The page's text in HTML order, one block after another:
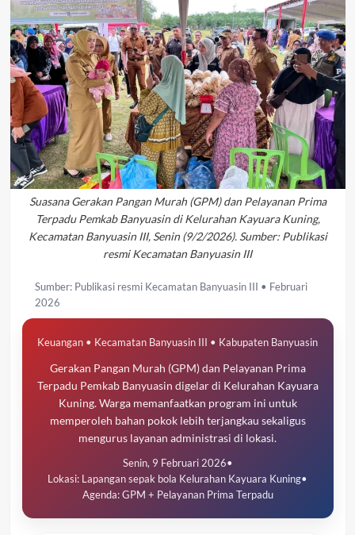
Suasana Gerakan Pangan Murah (GPM) dan Pelayanan Prima
Terpadu Pemkab Banyuasin di Kelurahan Kayuara Kuning,
Kecamatan Banyuasin III, Senin (9/2/2026). Sumber: Publikasi
resmi Kecamatan Banyuasin III
Sumber: Publikasi resmi Kecamatan Banyuasin III • Februari
2026
Keuangan • Kecamatan Banyuasin III • Kabupaten Banyuasin
Gerakan Pangan Murah (GPM) dan Pelayanan Prima
Terpadu Pemkab Banyuasin digelar di Kelurahan Kayuara
Kuning. Warga memanfaatkan program ini untuk
memperoleh bahan pokok lebih terjangkau sekaligus
mengurus layanan administrasi di lokasi.
Senin, 9 Februari 2026•
Lokasi: Lapangan sepak bola Kelurahan Kayuara Kuning•
Agenda: GPM + Pelayanan Prima Terpadu